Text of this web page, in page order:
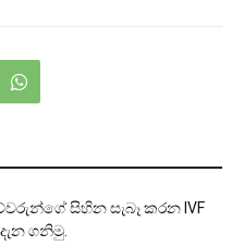
සිහින සැබෑ කරන IVF
ගනිමු.